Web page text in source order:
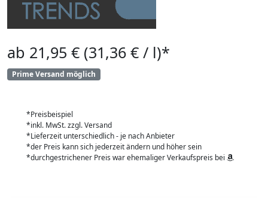
ab 21,95 € (31,36 € / l)*
Prime Versand möglich
*Preisbeispiel
*inkl. MwSt. zzgl. Versand
*Lieferzeit unterschiedlich - je nach Anbieter
*der Preis kann sich jederzeit ändern und höher sein
*durchgestrichener Preis war ehemaliger Verkaufspreis bei